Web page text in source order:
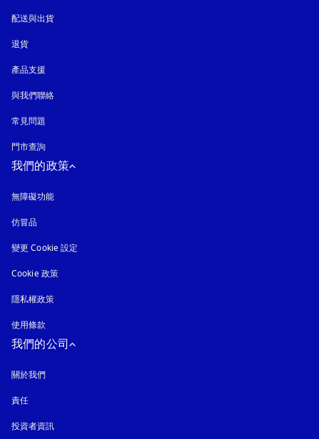
配送與出貨
退貨
產品支援
與我們聯絡
常見問題
門市查詢
我們的政策
無障礙功能
仿冒品
變更 Cookie 設定
Cookie 政策以新標籤頁開啟
隱私權政策
使用條款
我們的公司
關於我們
責任
投資者資訊